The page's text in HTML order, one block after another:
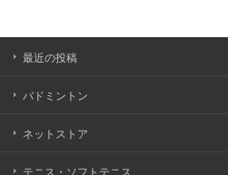
最近の投稿
バドミントン
ネットストア
テニス・ソフトテニス